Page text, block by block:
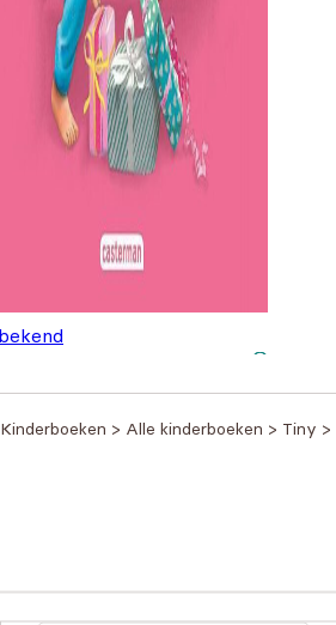
Kinderboeken > Alle kinderboeken > Tiny >